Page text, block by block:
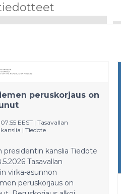
peruskorjaus on
EEST | Tasavallan
| Tiedote
presidentin kanslia Tiedote
Tasavallan
virka-asunnon
peruskorjaus on